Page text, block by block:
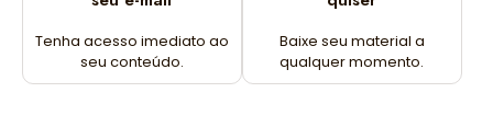
Tenha acesso imediato ao
seu conteúdo.
Baixe seu material a
qualquer momento.